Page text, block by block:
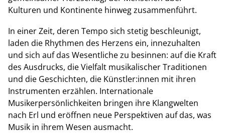
Kulturen und Kontinente hinweg zusammenführt.
In einer Zeit, deren Tempo sich stetig beschleunigt,
laden die Rhythmen des Herzens ein, innezuhalten
und sich auf das Wesentliche zu besinnen: auf die Kraft
des Ausdrucks, die Vielfalt musikalischer Traditionen
und die Geschichten, die Künstler:innen mit ihren
Instrumenten erzählen. Internationale
Musikerpersönlichkeiten bringen ihre Klangwelten
nach Erl und eröffnen neue Perspektiven auf das, was
Musik in ihrem Wesen ausmacht.